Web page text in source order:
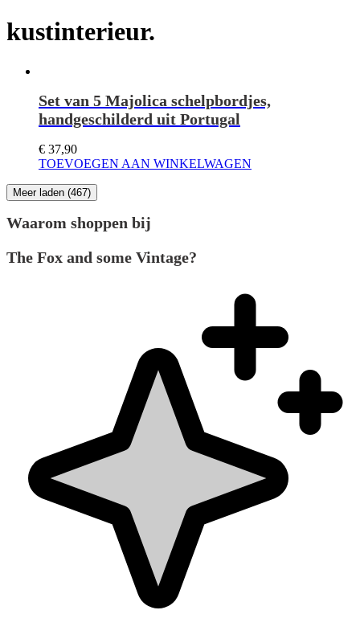
kustinterieur
Set van 5 Majolica schelpbordjes,
handgeschilderd uit Portugal
€ 37,90
TOEVOEGEN AAN WINKELWAGEN
Meer laden (467)
Waarom shoppen bij
The Fox and some Vintage?